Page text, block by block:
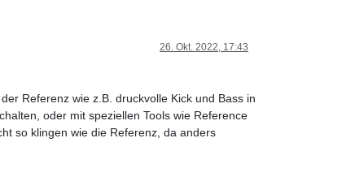
26. Okt. 2022, 17:43
Referenz wie z.B. druckvolle Kick und Bass in
oder mit speziellen Tools wie Reference
so klingen wie die Referenz, da anders